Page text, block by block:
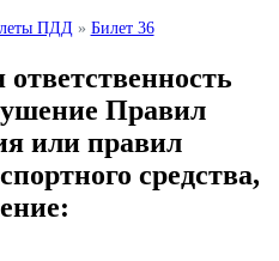
ПДД » Билет 36
Правил
или правил
средства,